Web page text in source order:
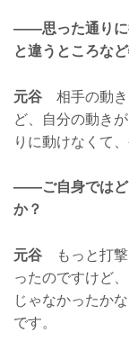
——思った通りに
と違うところな
元谷 相手の動き
ど、自分の動き
りに動けなくて
——ご自身ではど
か？
元谷 もっと打撃
ったのですけど
じゃなかったか
です。